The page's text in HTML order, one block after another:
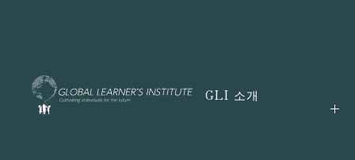
GLI 소개